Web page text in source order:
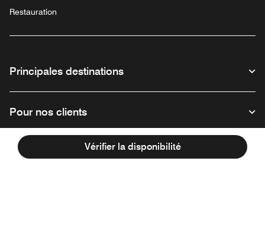
Vérifier la disponibilité
Restauration
Principales destinations
Pour nos clients
Notre entreprise